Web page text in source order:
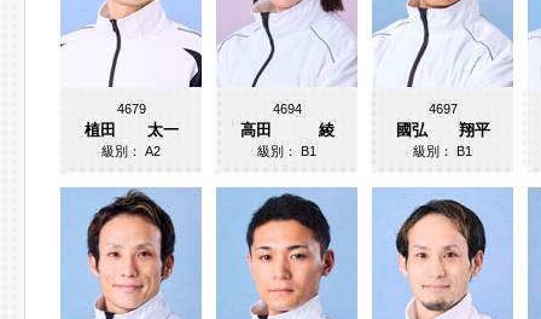
4679
植田 太一
級別：A2
4694
高田 綾
級別：B1
4697
國弘 翔平
級別：B1